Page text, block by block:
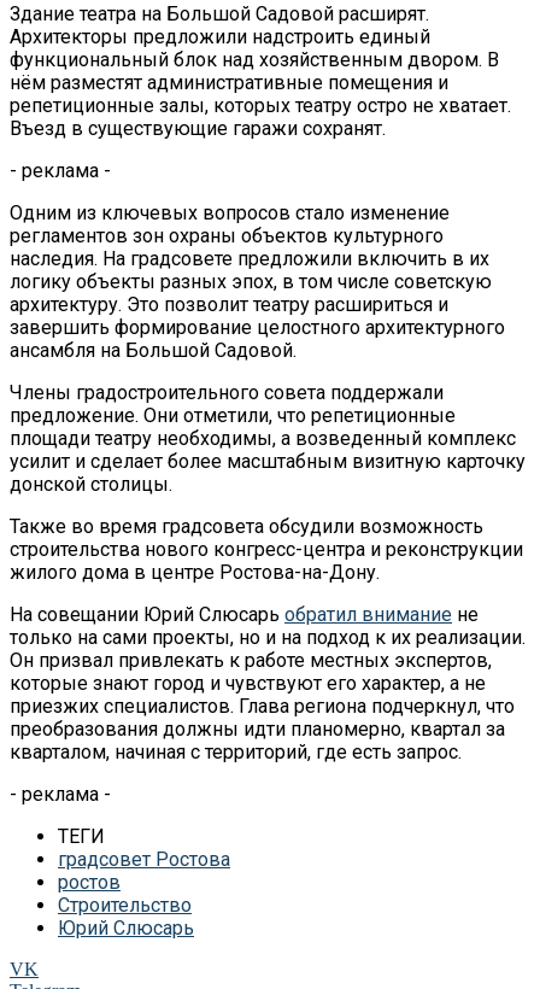
Здание театра на Большой Садовой расширят.
Архитекторы предложили надстроить единый
функциональный блок над хозяйственным двором. В
нём разместят административные помещения и
репетиционные залы, которых театру остро не хватает.
Въезд в существующие гаражи сохранят.
- реклама -
Одним из ключевых вопросов стало изменение
регламентов зон охраны объектов культурного
наследия. На градсовете предложили включить в их
логику объекты разных эпох, в том числе советскую
архитектуру. Это позволит театру расшириться и
завершить формирование целостного архитектурного
ансамбля на Большой Садовой.
Члены градостроительного совета поддержали
предложение. Они отметили, что репетиционные
площади театру необходимы, а возведенный комплекс
усилит и сделает более масштабным визитную карточку
донской столицы.
Также во время градсовета обсудили возможность
строительства нового конгресс-центра и реконструкции
жилого дома в центре Ростова-на-Дону.
На совещании Юрий Слюсарь обратил внимание не
только на сами проекты, но и на подход к их реализации.
Он призвал привлекать к работе местных экспертов,
которые знают город и чувствуют его характер, а не
приезжих специалистов. Глава региона подчеркнул, что
преобразования должны идти планомерно, квартал за
кварталом, начиная с территорий, где есть запрос.
- реклама -
ТЕГИ
градсовет Ростова
ростов
Строительство
Юрий Слюсарь
VK